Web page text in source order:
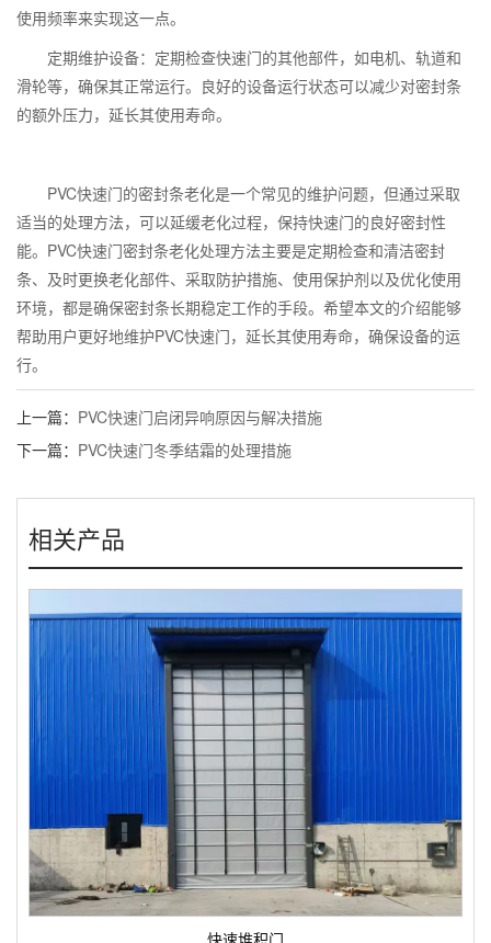
使用频率来实现这一点。
定期维护设备：定期检查快速门的其他部件，如电机、轨道和
滑轮等，确保其正常运行。良好的设备运行状态可以减少对密封条
的额外压力，延长其使用寿命。
PVC快速门的密封条老化是一个常见的维护问题，但通过采取
适当的处理方法，可以延缓老化过程，保持快速门的良好密封性
能。PVC快速门密封条老化处理方法主要是定期检查和清洁密封
条、及时更换老化部件、采取防护措施、使用保护剂以及优化使用
环境，都是确保密封条长期稳定工作的手段。希望本文的介绍能够
帮助用户更好地维护PVC快速门，延长其使用寿命，确保设备的运
行。
上一篇： PVC快速门启闭异响原因与解决措施
下一篇： PVC快速门冬季结霜的处理措施
相关产品
快速堆积门